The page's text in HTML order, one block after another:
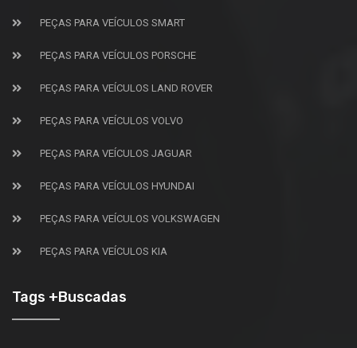
PEÇAS PARA VEÍCULOS SMART
PEÇAS PARA VEÍCULOS PORSCHE
PEÇAS PARA VEÍCULOS LAND ROVER
PEÇAS PARA VEÍCULOS VOLVO
PEÇAS PARA VEÍCULOS JAGUAR
PEÇAS PARA VEÍCULOS HYUNDAI
PEÇAS PARA VEÍCULOS VOLKSWAGEN
PEÇAS PARA VEÍCULOS KIA
Tags +Buscadas